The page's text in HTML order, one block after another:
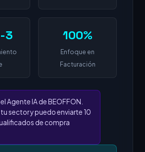
3 100%
Enfoque en
Facturación
Agente IA de BEOFFON.
sector y puedo enviarte 10
de compra